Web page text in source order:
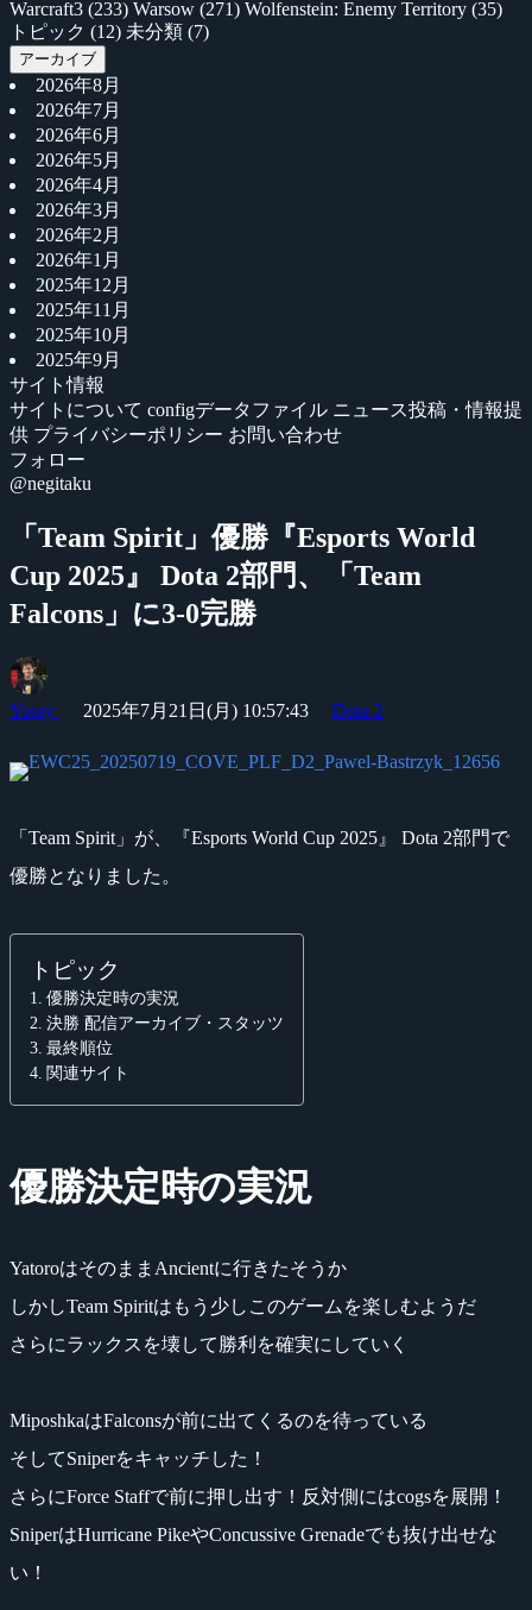
Warcraft3 (233) Warsow (271) Wolfenstein: Enemy Territory (35)
トピック (12) 未分類 (7)
アーカイブ
2026年8月
2026年7月
2026年6月
2026年5月
2026年4月
2026年3月
2026年2月
2026年1月
2025年12月
2025年11月
2025年10月
2025年9月
サイト情報
サイトについて configデータファイル ニュース投稿・情報提
供 プライバシーポリシー お問い合わせ
フォロー
@negitaku
「Team Spirit」優勝『Esports World
Cup 2025』 Dota 2部門、「Team
Falcons」に3-0完勝
Yossy 2025年7月21日(月) 10:57:43 Dota 2
「Team Spirit」が、『Esports World Cup 2025』 Dota 2部門で
優勝となりました。
トピック
優勝決定時の実況
決勝 配信アーカイブ・スタッツ
最終順位
関連サイト
優勝決定時の実況
YatoroはそのままAncientに行きたそうか
しかしTeam Spiritはもう少しこのゲームを楽しむようだ
さらにラックスを壊して勝利を確実にしていく
MiposhkaはFalconsが前に出てくるのを待っている
そしてSniperをキャッチした！
さらにForce Staffで前に押し出す！反対側にはcogsを展開！
SniperはHurricane PikeやConcussive Grenadeでも抜け出せな
い！